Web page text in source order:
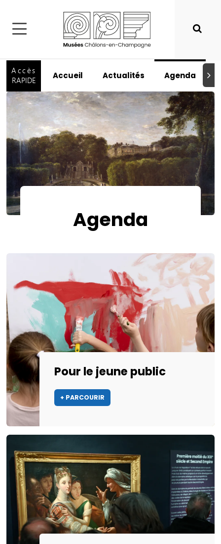
Accès
RAPIDE
Accueil Actualités Agenda
Agenda
Pour le jeune public
+ PARCOURIR